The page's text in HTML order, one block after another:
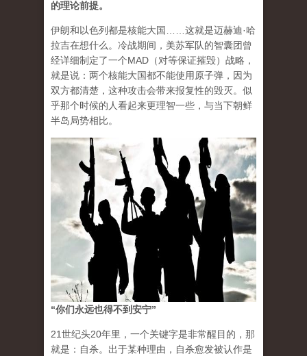
的理论前提。
伊朗和以色列都是核能大国……这就是迈赫迪·哈
拉吉在想什么。冷战期间，美苏军队的智囊团曾
经详细制定了一个MAD（对等保证摧毁）战略，
就是说：两个核能大国都不能使用原子弹，因为
双方都清楚，这种攻击会带来报复性的毁灭。似
乎那个时候的人看起来更理智一些，与当下朝鲜
半岛局势相比。
“你们永远也得不到安宁”
21世纪头20年里，一个关键字是非常醒目的，那
就是：自杀。出于某种理由，自杀愈发被认作是